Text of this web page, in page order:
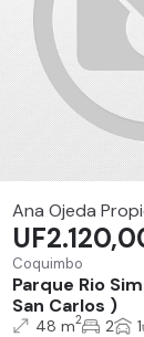
Ana Ojeda
Coquimbo
Parque Rio
San Carlos )
48 m2 2 1